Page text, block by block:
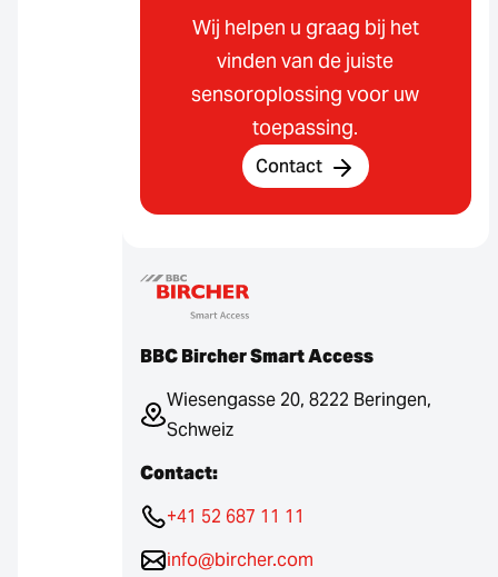
Wij helpen u graag bij het
vinden van de juiste
sensoroplossing voor uw
toepassing.
Contact
BBC Bircher Smart Access
Wiesengasse 20, 8222 Beringen,
Schweiz
Contact:
+41 52 687 11 11
info@bircher.com